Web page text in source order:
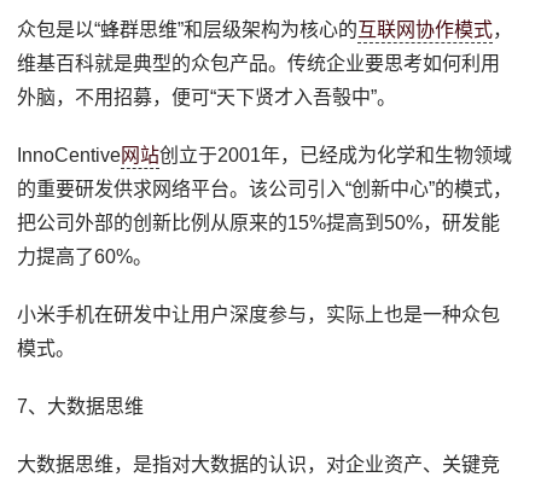
众包是以“蜂群思维”和层级架构为核心的互联网协作模式，
维基百科就是典型的众包产品。传统企业要思考如何利用
外脑，不用招募，便可“天下贤才入吾彀中”。
InnoCentive网站创立于2001年，已经成为化学和生物领域
的重要研发供求网络平台。该公司引入“创新中心”的模式，
把公司外部的创新比例从原来的15%提高到50%，研发能
力提高了60%。
小米手机在研发中让用户深度参与，实际上也是一种众包
模式。
7、大数据思维
大数据思维，是指对大数据的认识，对企业资产、关键竞